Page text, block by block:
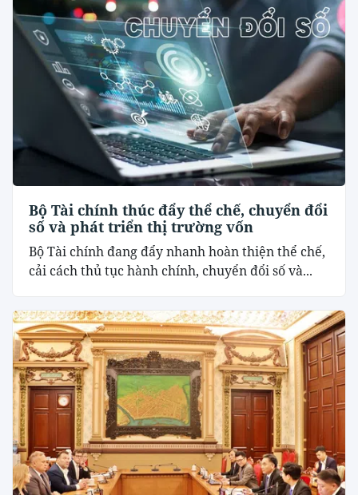
Bộ Tài chính thúc đẩy thể chế, chuyển đổi
số và phát triển thị trường vốn
Bộ Tài chính đang đẩy nhanh hoàn thiện thể chế,
cải cách thủ tục hành chính, chuyển đổi số và...